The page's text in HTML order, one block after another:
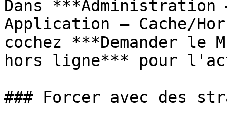
Dans ***Administration
Application – Cache/
cochez ***Demander le
hors ligne*** pour
### Forcer avec des